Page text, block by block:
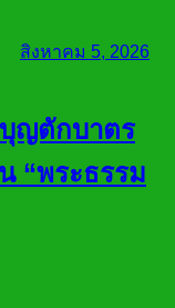
สิงหาคม 5, 2026
ญตักบาตร
“พระธรรม